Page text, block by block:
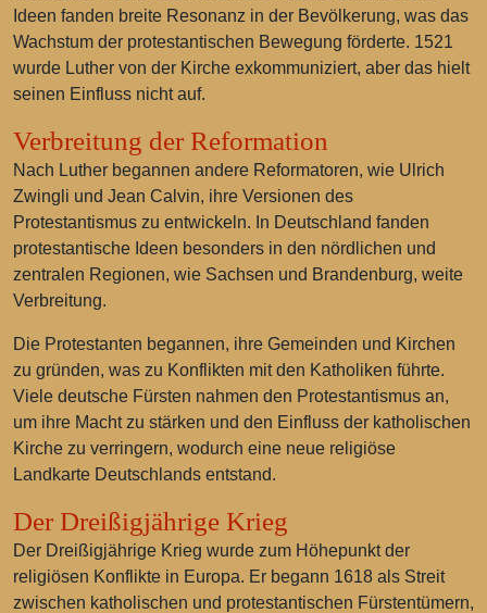
Ideen fanden breite Resonanz in der Bevölkerung, was das
Wachstum der protestantischen Bewegung förderte. 1521
wurde Luther von der Kirche exkommuniziert, aber das hielt
seinen Einfluss nicht auf.
Verbreitung der Reformation
Nach Luther begannen andere Reformatoren, wie Ulrich
Zwingli und Jean Calvin, ihre Versionen des
Protestantismus zu entwickeln. In Deutschland fanden
protestantische Ideen besonders in den nördlichen und
zentralen Regionen, wie Sachsen und Brandenburg, weite
Verbreitung.
Die Protestanten begannen, ihre Gemeinden und Kirchen
zu gründen, was zu Konflikten mit den Katholiken führte.
Viele deutsche Fürsten nahmen den Protestantismus an,
um ihre Macht zu stärken und den Einfluss der katholischen
Kirche zu verringern, wodurch eine neue religiöse
Landkarte Deutschlands entstand.
Der Dreißigjährige Krieg
Der Dreißigjährige Krieg wurde zum Höhepunkt der
religiösen Konflikte in Europa. Er begann 1618 als Streit
zwischen katholischen und protestantischen Fürstentümern,